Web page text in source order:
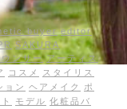
buyer editor
SAKURA
ンサー アーティス
コスメ
スタイリス
ョン ヘアメイク
ポ
モデル 化粧品バ